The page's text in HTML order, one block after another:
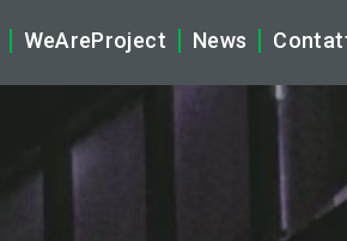
WeAreProject
La Nostra Storia
News
Tech News